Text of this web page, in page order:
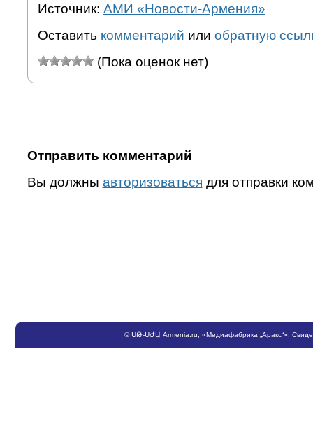
Источник: АМИ «Новости-Армения»
Оставить комментарий или обратную
(Пока оценок нет)
Отправить комментарий
Вы должны авторизоваться для отправки
©ՍԹ-ՍԺԱ Armenia.ru , «Медиафабрика „Аракс“».